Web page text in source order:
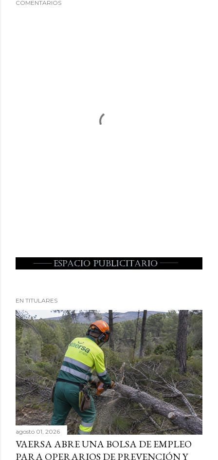
COMENTARIOS
EN TITULARES
agosto 01, 2026
VAERSA ABRE UNA BOLSA DE EMPLEO
PARA OPERARIOS DE PREVENCIÓN Y